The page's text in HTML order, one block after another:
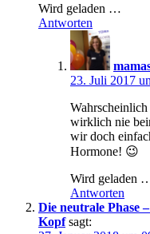
Wird geladen …
Antworten
23. Juli 2017
wirklich nie
wir doch
Hormone! 😉
Wird geladen
Antworten
Die neutrale Phase
Kopf sagt: